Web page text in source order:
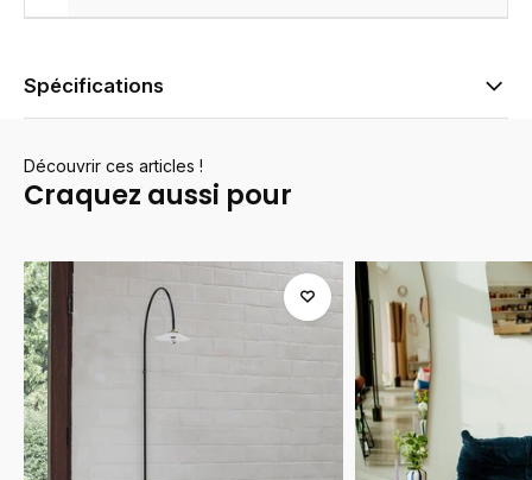
Spécifications
Découvrir ces articles !
Craquez aussi pour